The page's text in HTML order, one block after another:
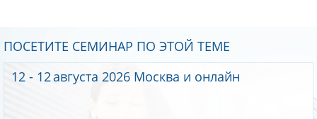
ПОСЕТИТЕ СЕМИНАР ПО ЭТОЙ ТЕМЕ
12 - 12августа 2026 Москва и онлайн